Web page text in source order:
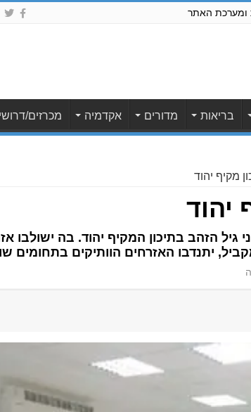
ומערכת האתר
בריאות מדורים אקדמיה מכרזים/
מקיף יהוד
יהוד
הזהב בתיכון המקיף יהוד. בה ישולבו
יתנדבו האזרחים הוותיקים בתחומים